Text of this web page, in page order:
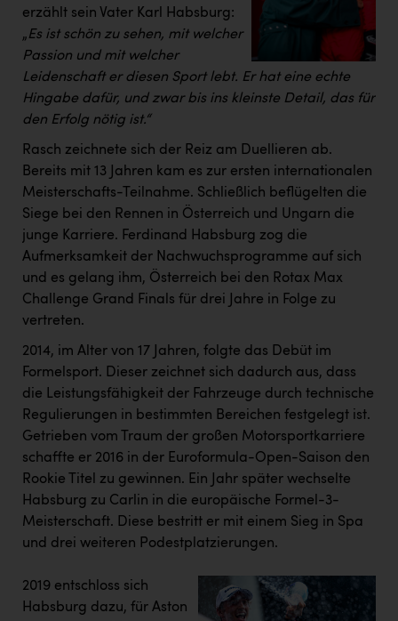
ZULuft - Zukunft Luft Austria
z.l.ö.
Österreichisches Hebammengremium
Wirtschaftskammer OÖ Energiehandel
Dopgas
kunden basics
kontakt
erzählt sein Vater Karl Habsburg:
„Es ist schön zu sehen, mit welcher
Passion und mit welcher
Leidenschaft er diesen Sport lebt. Er hat eine echte
Hingabe dafür, und zwar bis ins kleinste Detail, das für
den Erfolg nötig ist.“
Rasch zeichnete sich der Reiz am Duellieren ab.
Bereits mit 13 Jahren kam es zur ersten internationalen
Meisterschafts-Teilnahme. Schließlich beflügelten die
Siege bei den Rennen in Österreich und Ungarn die
junge Karriere. Ferdinand Habsburg zog die
Aufmerksamkeit der Nachwuchsprogramme auf sich
und es gelang ihm, Österreich bei den Rotax Max
Challenge Grand Finals für drei Jahre in Folge zu
vertreten.
2014, im Alter von 17 Jahren, folgte das Debüt im
Formelsport. Dieser zeichnet sich dadurch aus, dass
die Leistungsfähigkeit der Fahrzeuge durch technische
Regulierungen in bestimmten Bereichen festgelegt ist.
Getrieben vom Traum der großen Motorsportkarriere
schaffte er 2016 in der Euroformula-Open-Saison den
Rookie Titel zu gewinnen. Ein Jahr später wechselte
Habsburg zu Carlin in die europäische Formel-3-
Meisterschaft. Diese bestritt er mit einem Sieg in Spa
und drei weiteren Podestplatzierungen.
2019 entschloss sich
Habsburg dazu, für Aston